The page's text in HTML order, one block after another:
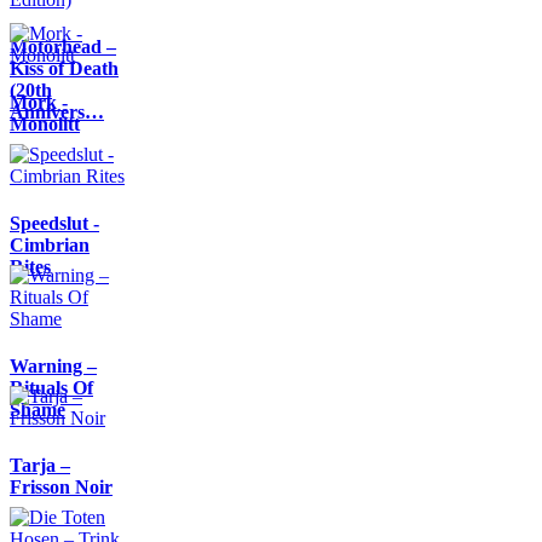
Motörhead –
Kiss of Death
(20th
Annivers…
Mork -
Monolitt
Speedslut -
Cimbrian
Rites
Warning –
Rituals Of
Shame
Tarja –
Frisson Noir